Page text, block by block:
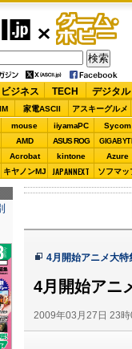
ゲーム・
ホビー
ビジネス TECH デジタル
家電ASCII アスキーグルメ
mouse iiyamaPC Sycom
AMD ASUS ROG
Acrobat kintone Azure
キヤノンMJ JAPANNEXT ソフマッ
4月開始アニメ大特
4月開始アニ
2009年03月27日 23